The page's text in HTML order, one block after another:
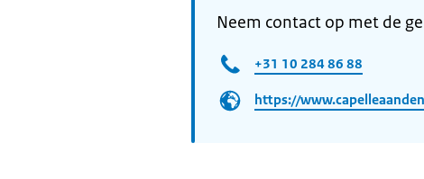
Neem contact op met de
+31 10 284 86 88​
https://